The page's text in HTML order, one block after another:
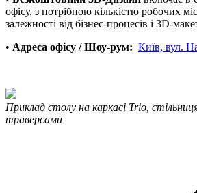
офісу, з потрібною кількістю робочих
залежності від бізнес-процесів і 3D-
• Адреса офісу / Шоу-рум: Київ, вул.
Приклад столу на каркасі Trio,
траверсами